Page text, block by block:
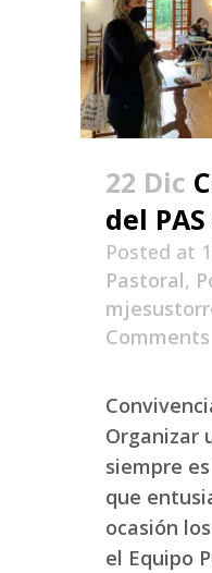
22 Dic
del
Posted at
Pastoral,
Comments
Organizar
siempre
que
ocasión
el Equipo